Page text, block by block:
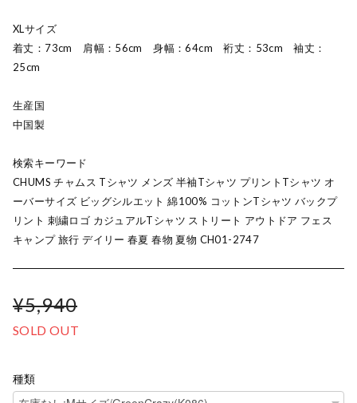
XLサイズ
着丈：73cm 肩幅：56cm 身幅：64cm 裄丈：53cm 袖丈：
25cm
生産国
中国製
検索キーワード
CHUMS チャムス Tシャツ メンズ 半袖Tシャツ プリントTシャツ オ
ーバーサイズ ビッグシルエット 綿100% コットンTシャツ バックプ
リント 刺繍ロゴ カジュアルTシャツ ストリート アウトドア フェス
キャンプ 旅行 デイリー 春夏 春物 夏物 CH01-2747
¥5,940
SOLD OUT
種類